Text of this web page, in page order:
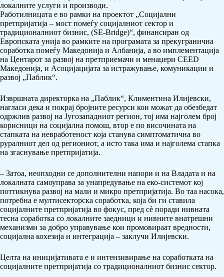
локалните услуги и производи.
Работилницата е во рамки на проектот „Социјални
претпријатија – мост помеѓу социјалниот сектор и
традиционалниот бизнис, (SE-Bridge)“, финансиран од
Европската унија во рамките на програмата за прекугранична
соработка помеѓу Македонија и Албанија, а во имплементација
на Центарот за развој на претприемачи и менаџери CEED
Македонија, и Асоцијацијата за истражување, комуникации и
развој „Паблик“.
Извршната директорка на „Паблик“, Климентина Илијевски,
нагласи дека и покрај бројните ресурси кои можат да обезбедат
одржлив развој на Југозападниот регион, тој има најголем број
корисници на социјална помош, втор е по височината на
стапката на невработеност која станува симптоматична во
руралниот дел од региониот, а исто така има и најголема стапка
на згаснување претпријатија.
– Затоа, неопходни се дополнителни напори и на Владата и на
локалната самоуправа за унапредување на еко-системот кој
поттикнува развој на мали и микро претпријатија. Во таа насока,
потребна е мултисекторска соработка, која би ги ставила
социјалните претпријатија во фокус, пред сѐ поради нивната
тесна соработка со локалните заедници и нивните внатрешни
механизми за добро управување кои промовираат вредности,
социјална кохезија и интеграција – заклучи Илијевски.
Целта на иницијативата е и интензивирање на соработката на
социјалните претпријатија со традиционалниот бизнис сектор.